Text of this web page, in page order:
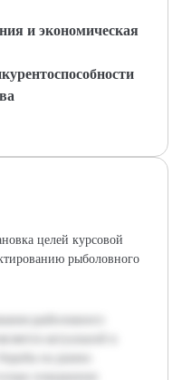
и экономическая
целей курсовой
рыболовного